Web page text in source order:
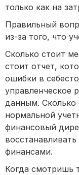
только как на
Правильный
из-за того, что
Сколько стоит
стоит отчет,
ошибки в
управленческое
данным. Сколько
нормальной
финансовый
финансами.
Когда смотришь